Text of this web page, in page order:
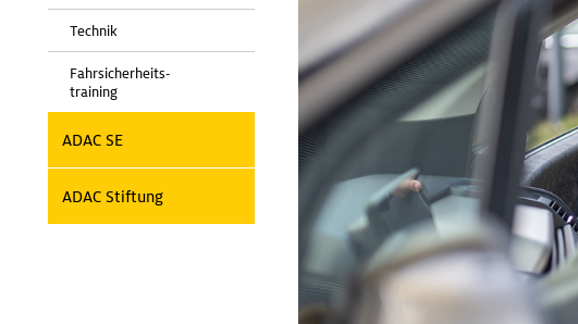
Technik
Fahrsicherheits-
training
ADAC SE
ADAC Stiftung